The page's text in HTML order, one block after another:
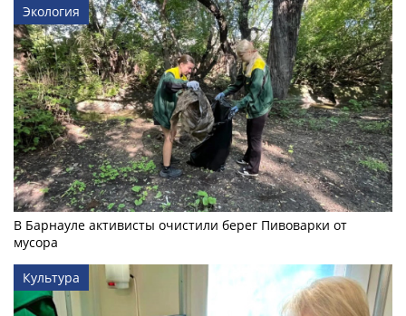
Экология
В Барнауле активисты очистили берег Пивоварки от
мусора
Культура